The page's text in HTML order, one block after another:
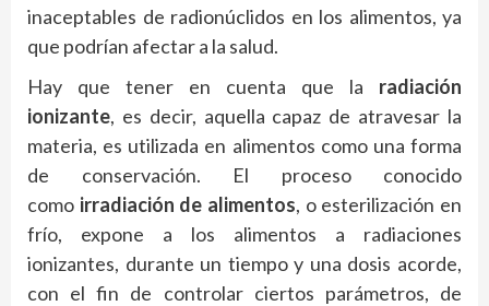
inaceptables de radionúclidos en los alimentos, ya
que podrían afectar a la salud.
Hay que tener en cuenta que la radiación
ionizante, es decir, aquella capaz de atravesar la
materia, es utilizada en alimentos como una forma
de conservación. El proceso conocido
como irradiación de alimentos, o esterilización en
frío, expone a los alimentos a radiaciones
ionizantes, durante un tiempo y una dosis acorde,
con el fin de controlar ciertos parámetros, de